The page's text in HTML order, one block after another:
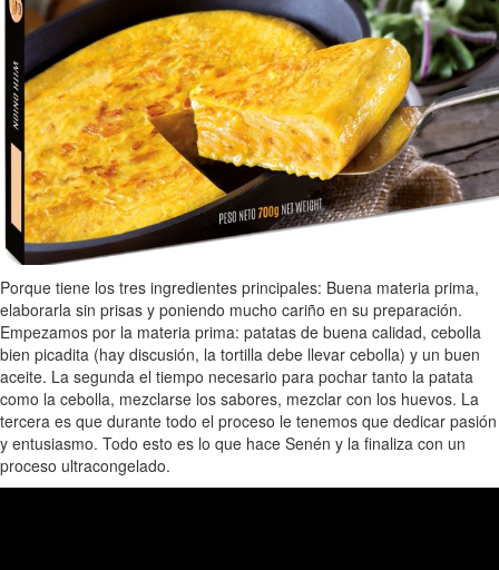
Porque tiene los tres ingredientes principales: Buena materia prima,
elaborarla sin prisas y poniendo mucho cariño en su preparación.
Empezamos por la materia prima: patatas de buena calidad, cebolla
bien picadita (hay discusión, la tortilla debe llevar cebolla) y un buen
aceite. La segunda el tiempo necesario para pochar tanto la patata
como la cebolla, mezclarse los sabores, mezclar con los huevos. La
tercera es que durante todo el proceso le tenemos que dedicar pasión
y entusiasmo. Todo esto es lo que hace Senén y la finaliza con un
proceso ultracongelado.